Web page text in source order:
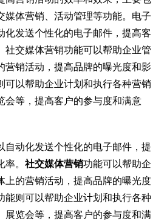
媒体营销、活动管理等功能。电子
化发送个性化的电子邮件，提高客
社交媒体营销功能可以帮助企业管
营销活动，提高品牌的曝光度和影
可以帮助企业计划和执行各种营销
会等，提高客户的参与度和满意
自动化发送个性化的电子邮件，提
率。社交媒体营销功能可以帮助企
上的营销活动，提高品牌的曝光度
能则可以帮助企业计划和执行各种
展览会等，提高客户的参与度和满